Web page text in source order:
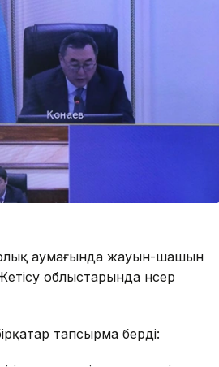
аумағында жауын-шашын
облыстарында нөсер
тапсырма берді: